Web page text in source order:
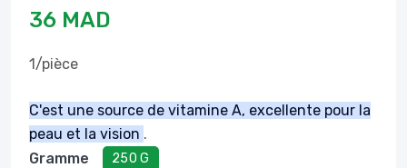
36 MAD
1/pièce
C'est une source de vitamine A, excellente pour la
peau et la vision .
Gramme
250 G